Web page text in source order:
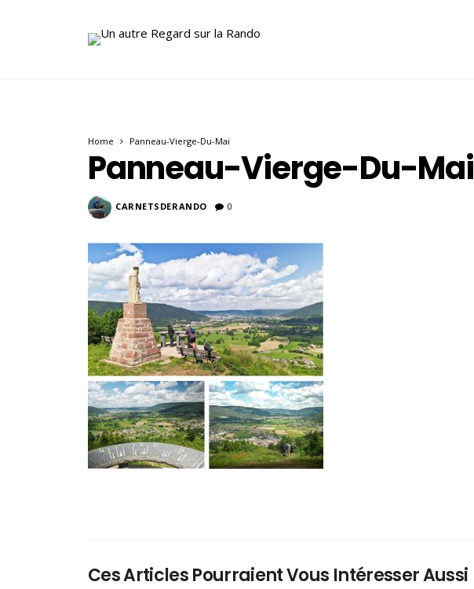
Home Panneau-Vierge-Du-Mai
Panneau-Vierge-Du-Mai
CARNETSDERANDO 0
Ces Articles Pourraient Vous Intéresser Aussi